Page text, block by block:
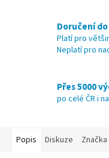
Doručení
Platí pro
Neplatí pro
Přes 5000
po celé ČR i
Popis Diskuze Značka